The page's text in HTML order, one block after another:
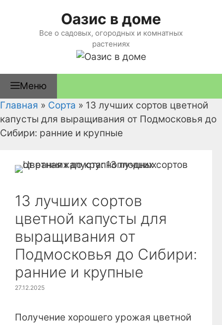
содержимому
Оазис в доме
Все о садовых, огородных и комнатных
растениях
Меню
Главная » Сорта » 13 лучших сортов цветной
капусты для выращивания от Подмосковья до
Сибири: ранние и крупные
13 лучших сортов
цветной капусты для
выращивания от
Подмосковья до Сибири:
ранние и крупные
27.12.2025
Получение хорошего урожая цветной